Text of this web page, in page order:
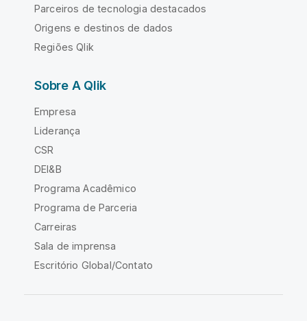
Parceiros de tecnologia destacados
Origens e destinos de dados
Regiões Qlik
Sobre A Qlik
Empresa
Liderança
CSR
DEI&B
Programa Acadêmico
Programa de Parceria
Carreiras
Sala de imprensa
Escritório Global/Contato